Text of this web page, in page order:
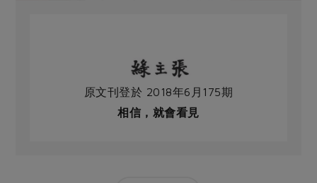
原文刊登於 2018年6月175期
相信，就會看見